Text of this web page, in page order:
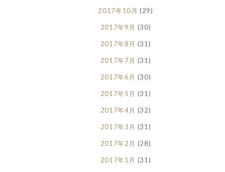
2017年10月 (29)
2017年9月 (30)
2017年8月 (31)
2017年7月 (31)
2017年6月 (30)
2017年5月 (31)
2017年4月 (32)
2017年3月 (31)
2017年2月 (28)
2017年1月 (31)